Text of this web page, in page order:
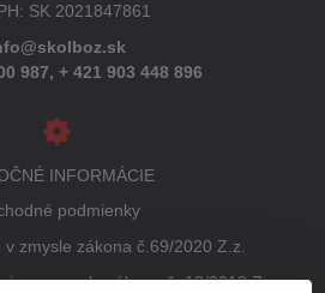
SK 2021847861
987, + 421 903 448 896
INFORMÁCIE
podmienky
zmysle zákona č.69/2020 Z.z.
v zmysle zákona č. 18/2018 Z.z.